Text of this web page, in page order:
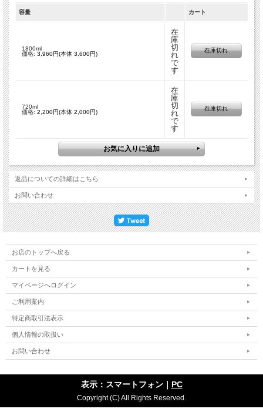
容量 カート
1800ml
価格: 3,960円(本体 3,600円)
在
庫
切
れ
で
す
在庫切れ
720ml
価格: 2,200円(本体 2,000円)
在
庫
切
れ
で
す
在庫切れ
返品についての詳細はこちら
お問い合わせ
お店のトップへ戻る
カートを見る
マイページへログイン
ご利用案内
特定商取引法表示
個人情報の取扱い
お問い合わせ
表示：スマートフォン｜ PC
Copyright (C) All Rights Reserved.